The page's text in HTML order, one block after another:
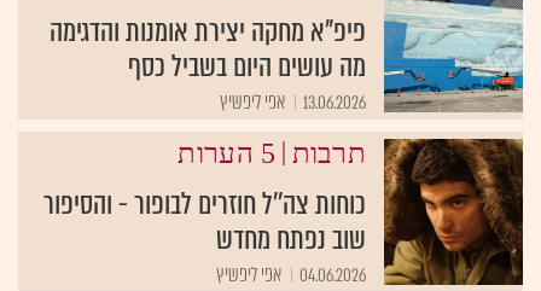
פיפ"א מחקה יצירת אומנות והדגימה
מה עושים היום בשביל כסף
13.06.2026 אפי ליפשיץ
תרבות | 5 הערות
כוחות צה''ל חוזרים לבופור - והסיפור
שוב נפתח מחדש
04.06.2026 אפי ליפשיץ